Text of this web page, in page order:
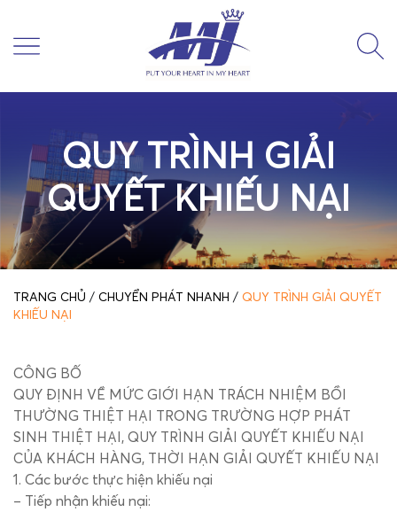
QUY TRÌNH GIẢI
QUYẾT KHIẾU NẠI
TRANG CHỦ / CHUYỂN PHÁT NHANH / QUY TRÌNH GIẢI QUYẾT
KHIẾU NẠI
CÔNG BỐ
QUY ĐỊNH VỀ MỨC GIỚI HẠN TRÁCH NHIỆM BỒI
THƯỜNG THIỆT HẠI TRONG TRƯỜNG HỢP PHÁT
SINH THIỆT HẠI, QUY TRÌNH GIẢI QUYẾT KHIẾU NẠI
CỦA KHÁCH HÀNG, THỜI HẠN GIẢI QUYẾT KHIẾU NẠI
1. Các bước thực hiện khiếu nại
– Tiếp nhận khiếu nại: